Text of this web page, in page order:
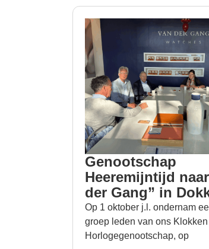
Genootschap
Heeremijntijd
der Gang” in
Op 1 oktober j.l. ondernam
groep leden van ons Klokken
Horlogegenootschap, op